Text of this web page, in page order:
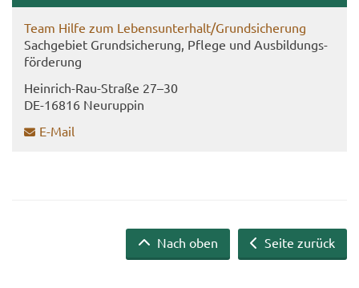
Team Hilfe zum Le­bens­un­ter­halt/Grund­si­che­rung
Sach­ge­biet Grund­si­che­rung, Pfle­ge und Aus­bil­dungs­
för­de­rung
Heinrich-​​Rau-​Straße 27–30
DE-​16816 Neu­rup­pin
E-​Mail
Seite zurück
Nach oben